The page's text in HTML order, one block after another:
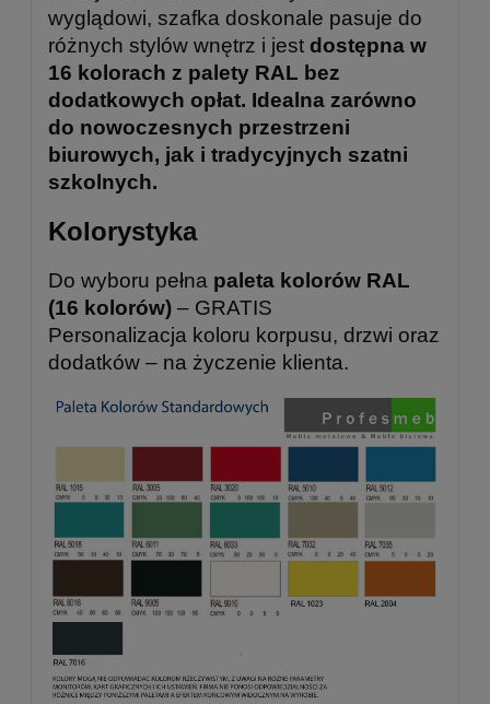
wyglądowi, szafka doskonale pasuje do
różnych stylów wnętrz i jest dostępna w
16 kolorach z palety RAL bez
dodatkowych opłat. Idealna zarówno
do nowoczesnych przestrzeni
biurowych, jak i tradycyjnych szatni
szkolnych.
Kolorystyka
Do wyboru pełna paleta kolorów RAL
(16 kolorów) – GRATIS
Personalizacja koloru korpusu, drzwi oraz
dodatków – na życzenie klienta.